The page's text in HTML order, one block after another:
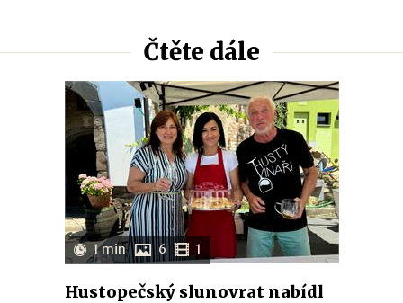
Čtěte dále
1 min 6 1
Hustopečský slunovrat nabídl